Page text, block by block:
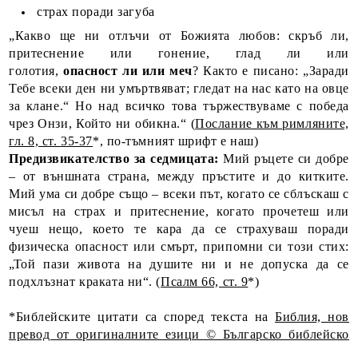
страх поради загуба
„Какво ще ни отлъчи от Божията любов: скръб ли,
притеснение или гонение, глад ли или
голотия,опасност ли или меч? Както е писано: „Заради
Тебе всеки ден ни умъртвяват; гледат на нас като на овце
за клане.“ Но над всичко това тържествуваме с победа
чрез Онзи, Който ни обикна.“ (Послание към римляните,
гл. 8, ст. 35-37*, по-тъмният шрифт е наш)
Предизвикателство за седмицата: Мий ръцете си добре
– от външната страна, между пръстите и до китките.
Мий ума си добре също – всеки път, когато се сблъскаш с
мисъл на страх и притеснение, когато прочетеш или
чуеш нещо, което те кара да се страхуваш поради
физическа опасност или смърт, припомни си този стих:
„Той пази живота на душите ни и не допуска да се
подхлъзнат краката ни“. (Псалм 66, ст. 9*)
*Библейските цитати са според текста наБиблия, нов
превод от оригиналните езици © Българско библейско